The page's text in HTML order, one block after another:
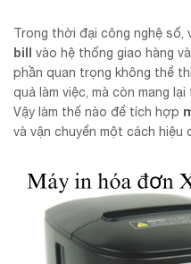
Trong thời đại công nghệ
bill vào hệ thống giao hàng
phần quan trọng không thể
quả làm việc, mà còn mang
Vậy làm thế nào để tích hợp
và vận chuyển một cách hiệu